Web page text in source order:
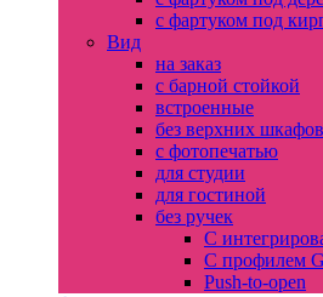
с фартуком под
Вид
на заказ
с барной стойкой
встроенные
без верхних шкафов
с фотопечатью
для студии
для гостиной
без ручек
С
С профилем
Push-to-open